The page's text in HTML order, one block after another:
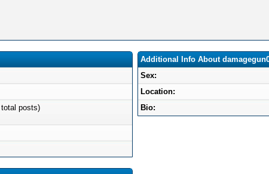
posts)
Additional Info About
Sex:
Location:
Bio: